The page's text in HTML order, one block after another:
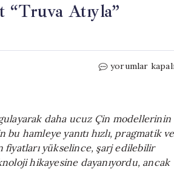
Atıyla”
Avrupa’nın
Çinliler
hibrit
“Truva
Atıyla”
içeride!
yorumlar
daha ucuz Çin modellerinin
hamleye yanıtı hızlı, pragmatik ve
yükselince, şarj edilebilir
hikayesine dayanıyordu, ancak